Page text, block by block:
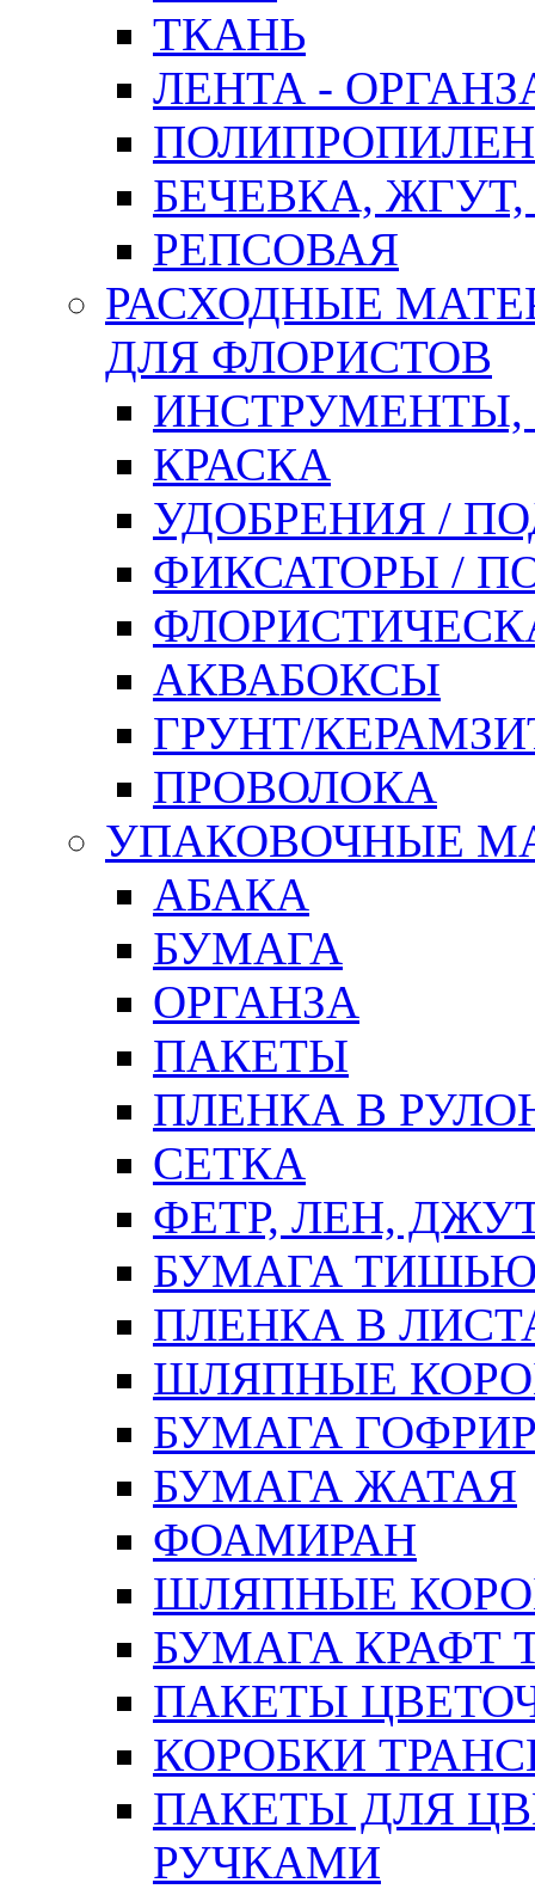
ТКАНЬ
ЛЕНТА -
БЕЧЕВКА,
РЕПСОВАЯ
РАСХОДНЫЕ
ДЛЯ ФЛОРИСТОВ
ИНСТРУМЕНТЫ,
КРАСКА
УДОБРЕНИЯ /
ФИКСАТОРЫ /
АКВАБОКСЫ
ГРУНТ/
ПРОВОЛОКА
УПАКОВОЧНЫЕ
АБАКА
БУМАГА
ОРГАНЗА
ПАКЕТЫ
ПЛЕНКА В
СЕТКА
ФЕТР, ЛЕН,
БУМАГА
ПЛЕНКА В
ШЛЯПНЫЕ
БУМАГА
БУМАГА ЖАТАЯ
ФОАМИРАН
ШЛЯПНЫЕ
БУМАГА КРАФТ
ПАКЕТЫ
КОРОБКИ
ПАКЕТЫ ДЛЯ
РУЧКАМИ